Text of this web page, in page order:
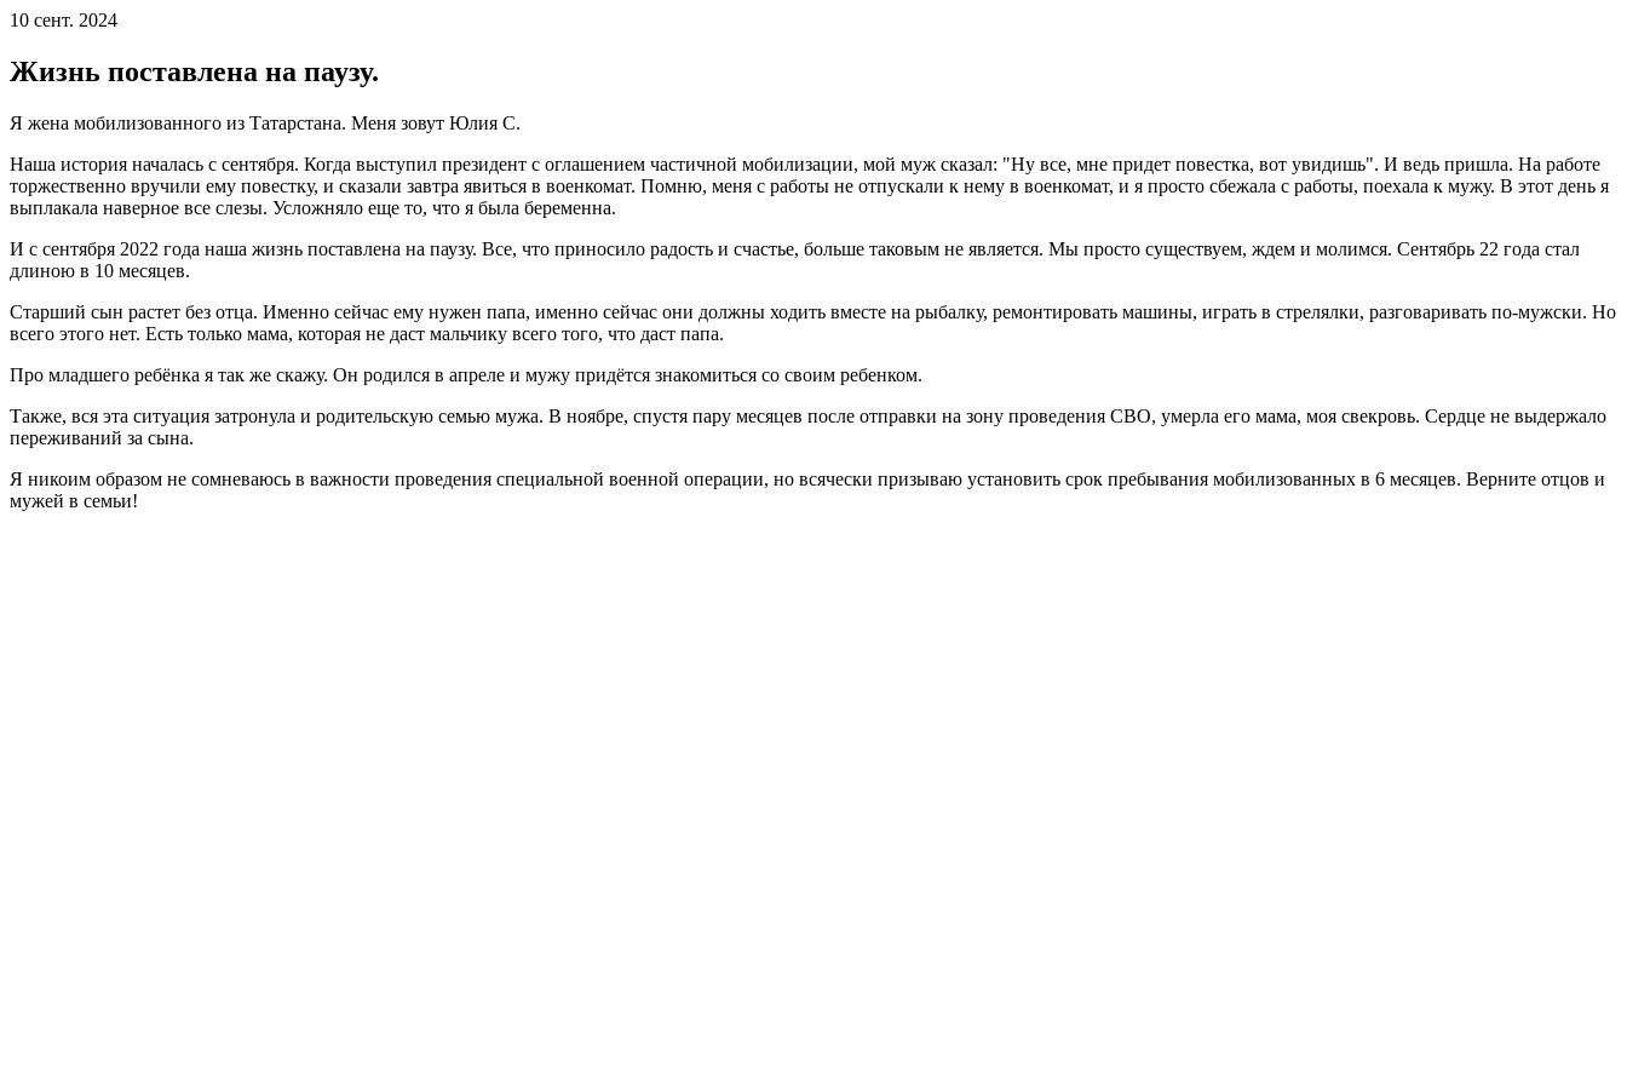
10 сент. 2024
Жизнь поставлена на паузу.
Я жена мобилизованного из Татарстана. Меня зовут Юлия С.
Наша история началась с сентября. Когда выступил президент с оглашением частичной мобилизации, мой муж сказал: "Ну все, мне придет повестка, вот увидишь". И ведь пришла. На работе
торжественно вручили ему повестку, и сказали завтра явиться в военкомат. Помню, меня с работы не отпускали к нему в военкомат, и я просто сбежала с работы, поехала к мужу. В этот день я
выплакала наверное все слезы. Усложняло еще то, что я была беременна.
И с сентября 2022 года наша жизнь поставлена на паузу. Все, что приносило радость и счастье, больше таковым не является. Мы просто существуем, ждем и молимся. Сентябрь 22 года стал
длиною в 10 месяцев.
Старший сын растет без отца. Именно сейчас ему нужен папа, именно сейчас они должны ходить вместе на рыбалку, ремонтировать машины, играть в стрелялки, разговаривать по-мужски. Но
всего этого нет. Есть только мама, которая не даст мальчику всего того, что даст папа.
Про младшего ребёнка я так же скажу. Он родился в апреле и мужу придётся знакомиться со своим ребенком.
Также, вся эта ситуация затронула и родительскую семью мужа. В ноябре, спустя пару месяцев после отправки на зону проведения СВО, умерла его мама, моя свекровь. Сердце не выдержало
переживаний за сына.
Я никоим образом не сомневаюсь в важности проведения специальной военной операции, но всячески призываю установить срок пребывания мобилизованных в 6 месяцев. Верните отцов и
мужей в семьи!